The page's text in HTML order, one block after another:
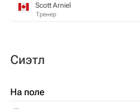
Scott Arniel
Тренер
Сиэтл
На поле